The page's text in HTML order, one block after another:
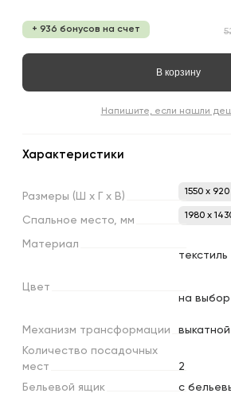
+ 936 бонусов на счет
В корзину
Напишите, если нашли
Характеристики
Размеры (Ш х х В) 1550 x
Спальное место, мм 1980 х
Материал
текстиль
Цвет
на выбор
Механизм трансформации
выкатной
Количество посадочных
мест
2
Бельевой ящик
с